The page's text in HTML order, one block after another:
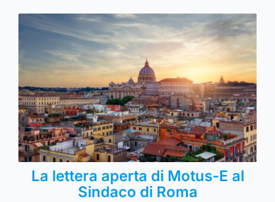
La lettera aperta di Motus-E al
Sindaco di Roma